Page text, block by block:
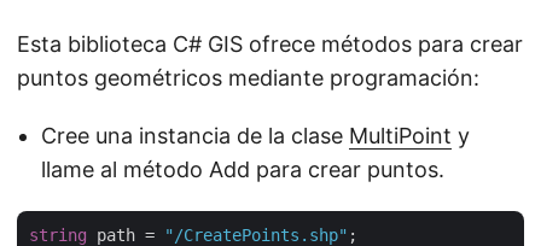
Esta biblioteca C# GIS ofrece métodos para crear
puntos geométricos mediante programación:
Cree una instancia de la clase MultiPoint y
llame al método Add para crear puntos.
string path = "/CreatePoints.shp"